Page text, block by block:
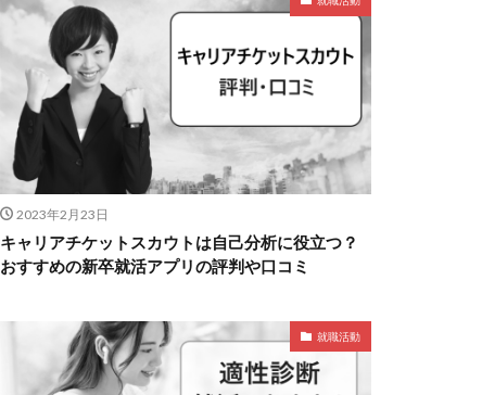
2023年2月23日
キャリアチケットスカウトは自己分析に役立つ？
おすすめの新卒就活アプリの評判や口コミ
就職活動